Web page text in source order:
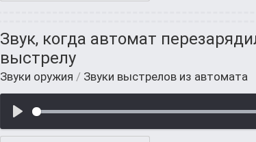
Звук, когда автомат
выстрелу
Звуки оружия / Звуки выстрелов из автомата